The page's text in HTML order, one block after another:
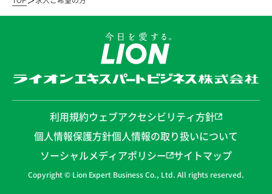
利用規約ウェブアクセシビリティ方針
個人情報保護方針個人情報の取り扱いについて
ソーシャルメディアポリシー サイトマップ
Copyright © Lion Expert Business Co., Ltd. All rights reserved.